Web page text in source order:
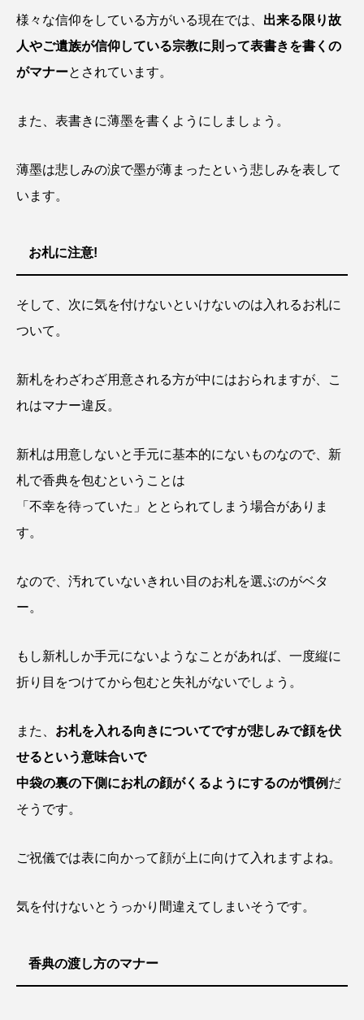
様々な信仰をしている方がいる現在では、 出来る限り故
人やご遺族が信仰している宗教に則って表書きを書くの
がマナーとされています。
また、表書きに薄墨を書くようにしましょう。
薄墨は悲しみの涙で墨が薄まったという悲しみを表して
います。
お札に注意!
そして、次に気を付けないといけないのは入れるお札に
ついて。
新札をわざわざ用意される方が中にはおられますが、こ
れはマナー違反。
新札は用意しないと手元に基本的にないものなので、新
札で香典を包むということは
「不幸を待っていた」ととられてしまう場合がありま
す。
なので、汚れていないきれい目のお札を選ぶのがベタ
ー。
もし新札しか手元にないようなことがあれば、一度縦に
折り目をつけてから包むと失礼がないでしょう。
また、 お札を入れる向きについてですが悲しみで顔を伏
せるという意味合いで
中袋の裏の下側にお札の顔がくるようにするのが慣例 だ
そうです。
ご祝儀では表に向かって顔が上に向けて入れますよね。
気を付けないとうっかり間違えてしまいそうです。
香典の渡し方のマナー